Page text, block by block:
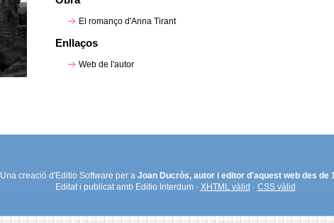
El romanço d'Anna Tirant
Enllaços
Web de l'autor
Una creació d'Editio Software per a Joan Ducròs, autor i editor d'aquest web des de
Editat i publicat amb Editio Interdum · XHTML vàlid · CSS vàlid